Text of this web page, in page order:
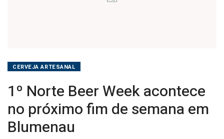
CERVEJA ARTESANAL
1º Norte Beer Week acontece
no próximo fim de semana em
Blumenau